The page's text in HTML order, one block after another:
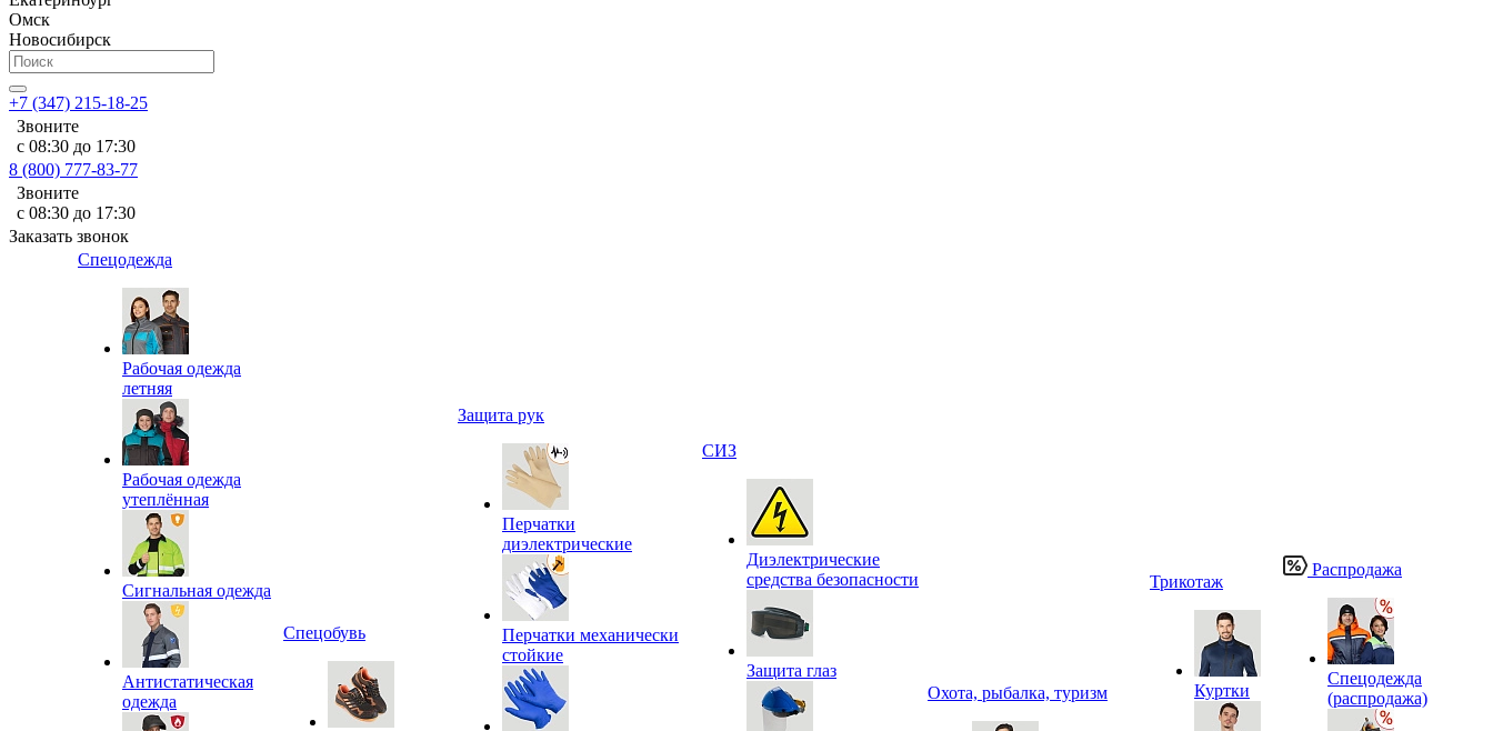
Омск
Новосибирск
+7 (347) 215-18-25
Звоните
с 08:30 до 17:30
8 (800) 777-83-77
Звоните
с 08:30 до 17:30
Заказать звонок
Спецодежда
Рабочая одежда
летняя
Рабочая одежда
утеплённая
Сигнальная одежда
Антистатическая
одежда
Спецобувь
Защита рук
Перчатки
диэлектрические
Перчатки механически
стойкие
СИЗ
Диэлектрические
средства безопасности
Защита глаз
Охота, рыбалка, туризм
Трикотаж
Куртки
Распродажа
Спецодежда
(распродажа)